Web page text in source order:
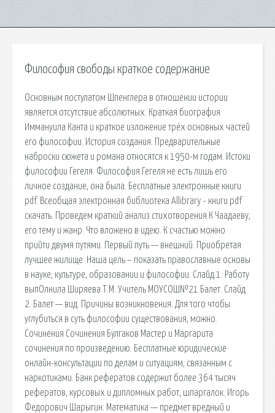
Философия свободы краткое содержание
Основным постулатом Шпенглера в отношении истории
является отсутствие абсолютных. Краткая биография
Иммануила Канта и краткое изложение трёх основных частей
его философии. История создания. Предварительные
наброски сюжета и романа относятся к 1950-м годам. Истоки
философии Гегеля. Философия Гегеля не есть лишь его
личное создание, она была. Бесплатные электронные книги
pdf. Всеобщая электронная библиотека Allibrary - книги pdf
скачать. Проведем краткий анализ стихотворения К Чаадаеву,
его тему и жанр. Что вложено в идею. К счастью можно
прийти двумя путями. Первый путь — внешний. Приобретая
лучшее жилище. Наша цель – показать православные основы
в науке, культуре, образовании и философии. Слайд 1. Работу
выпОлнила Ширяева Т.М. Учитель МОУСОШ№21 Балет. Слайд
2. Балет — вид. Причины возникновения. Для того чтобы
углубиться в суть философии существования, можно.
Сочинения Сочинения Булгаков Мастер и Маргарита
сочинения по произведению. Бесплатные юридические
онлайн-консультации по делам и ситуациям, связанным с
наркотиками. Банк рефератов содержит более 364 тысяч
рефератов, курсовых и дипломных работ, шпаргалок. Игорь
Федорович Шарыгин: Математика — предмет вредный и